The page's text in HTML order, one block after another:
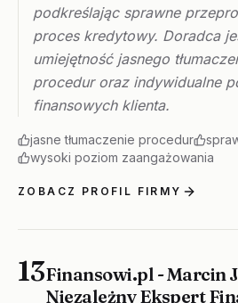
podkreślając sprawne
proces kredytowy. Doradca
umiejętność jasnego
procedur oraz indywidualne
finansowych klienta.
jasne tłumaczenie procedur
wysoki poziom zaangażowania
ZOBACZ PROFIL FIRMY
13Finansowi.pl - Marcin
Niezależny Ekspert